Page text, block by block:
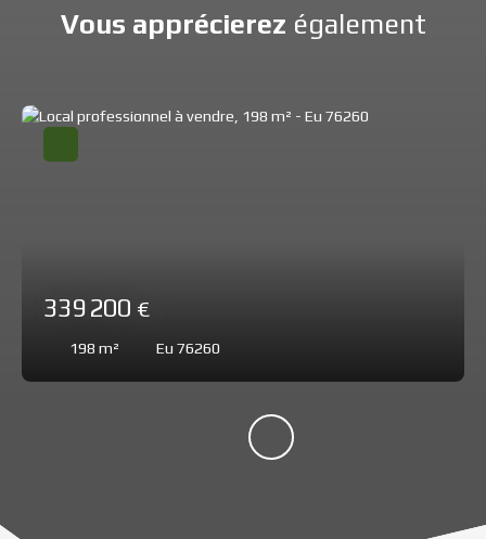
Vous apprécierez également
339 200 €
198 m² Eu 76260